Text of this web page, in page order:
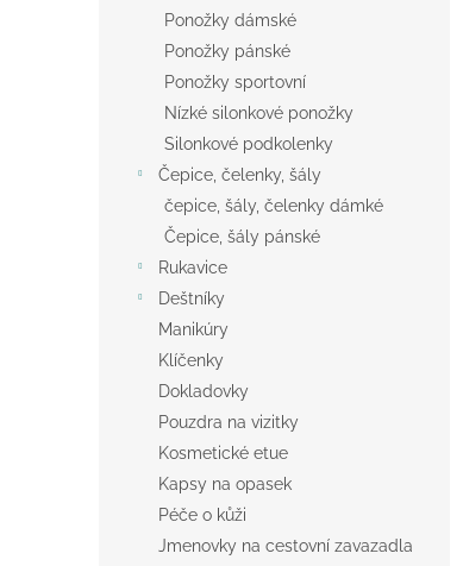
Ponožky dámské
Ponožky pánské
Ponožky sportovní
Nízké silonkové ponožky
Silonkové podkolenky
Čepice, čelenky, šály
čepice, šály, čelenky dámké
Čepice, šály pánské
Rukavice
Deštníky
Manikúry
Klíčenky
Dokladovky
Pouzdra na vizitky
Kosmetické etue
Kapsy na opasek
Péče o kůži
Jmenovky na cestovní zavazadla